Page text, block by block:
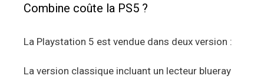
Combine coûte la PS5 ?
La Playstation 5 est vendue dans deux version :
La version classique incluant un lecteur blueray